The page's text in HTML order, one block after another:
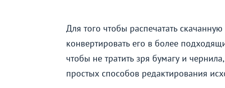
Для того чтобы распечатать
конвертировать его в более
чтобы не тратить зря бумагу и
простых способов редактирования